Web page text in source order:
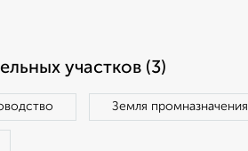
участков (3)
Земля промназначения